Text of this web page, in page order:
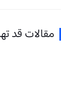
مقالات قد